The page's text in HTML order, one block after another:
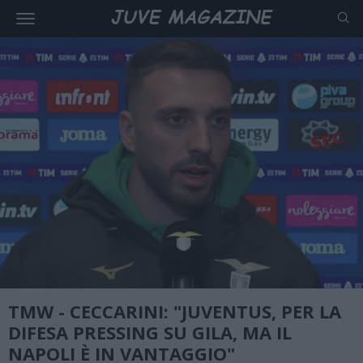
TMW - CECCARINI: "JUVENTUS, PER LA
DIFESA PRESSING SU GILA, MA IL
NAPOLI È IN VANTAGGIO"